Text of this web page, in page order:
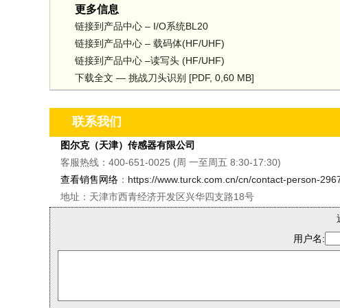
更多信息
链接到产品中心 – I/O系统BL20
链接到产品中心 – 载码体(HF/UHF)
链接到产品中心 –读写头 (HF/UHF)
下载全文 — 挑战刀头识别 [PDF, 0,60 MB]
联系我们
图尔克（天津）传感器有限公司
客服热线：400-651-0025 (周 一至周五 8:30-17:30)
查看销售网络 ： https://www.turck.com.cn/cn/contact-person-
地址：天津市西青经济开发区兴华四支路18号
用户名: